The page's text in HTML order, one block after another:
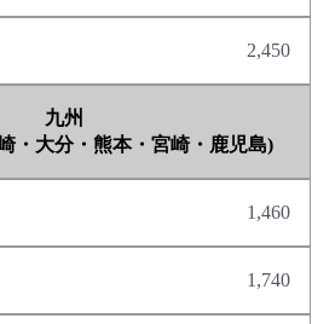
2,450
九州
・大分・熊本・宮崎・鹿児島)
1,460
1,740